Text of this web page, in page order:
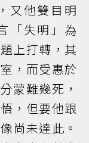
又他雙目明
「失明」為
上打轉，其
，而受惠於
蒙難幾死，
，但要他跟
尚未達此。